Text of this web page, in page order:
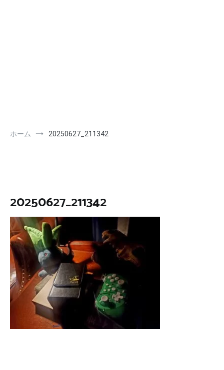
ホーム 20250627_211342
20250627_211342